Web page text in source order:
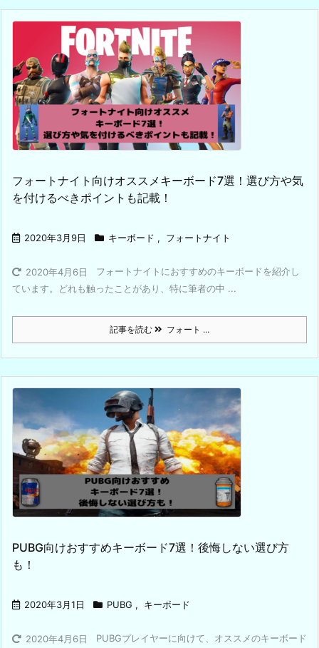
フォートナイト向けオススメキーボード7選！選び方や気
を付けるべきポイントも記載！
2020年3月9日 キーボード , フォートナイト
2020年4月6日
フォートナイトにおすすめのキーボードを紹介し
ています。どれも触ったことがあり、特に筆者の中 ...
記事を読む フォート ...
PUBG向けおすすめキーボード7選！後悔しない選び方
も！
2020年3月1日 PUBG , キーボード
2020年4月6日
PUBGプレイヤーに向けて、オススメのキーボード